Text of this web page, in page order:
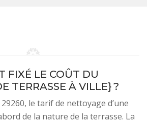
FIXÉ LE COÛT DU
TERRASSE À VILLE} ?
le tarif de nettoyage d’une
de la nature de la terrasse. La